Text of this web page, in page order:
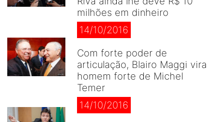
milhões em dinheiro
14/10/2016
Com forte poder de
articulação, Blairo Maggi vira
homem forte de Michel
Temer
14/10/2016